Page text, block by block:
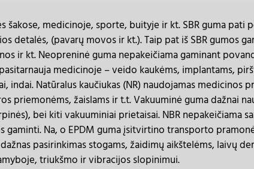
medicinoje, sporte, buityje ir kt. SBR guma pati
detalės, (pavarų movos ir kt.). Taip pat iš SBR gumos
ir kt. Neopreninė guma nepakeičiama gaminant
medicinoje – veido kaukėms, implantams,
Natūralus kaučiukas (NR) naudojamas medicinos
žaislams ir t.t. Vakuuminė guma dažnai
bei kiti vakuuminiai prietaisai. NBR nepakeičiama
Na, o EPDM guma įsitvirtino transporto
pasirinkimas stogams, žaidimų aikštelėms, laivų
triukšmo ir vibracijos slopinimui.